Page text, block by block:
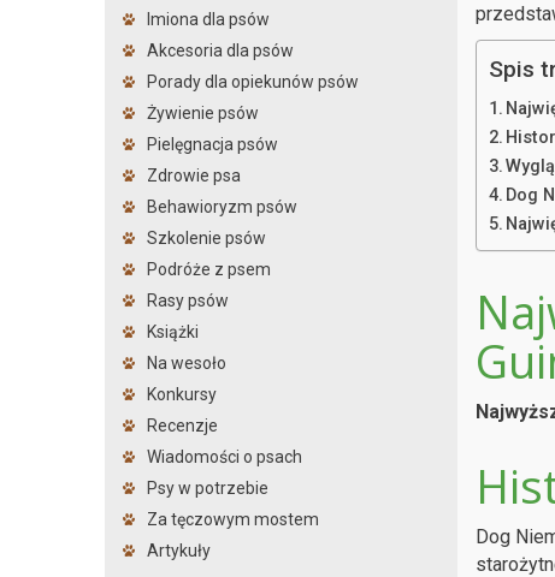
Imiona dla psów
Akcesoria dla psów
Porady dla opiekunów psów
Żywienie psów
Pielęgnacja psów
Zdrowie psa
Behawioryzm psów
Szkolenie psów
Podróże z psem
Rasy psów
Książki
Na wesoło
Konkursy
Recenzje
Wiadomości o psach
Psy w potrzebie
Za tęczowym mostem
Artykuły
Spis
Dog
Dog